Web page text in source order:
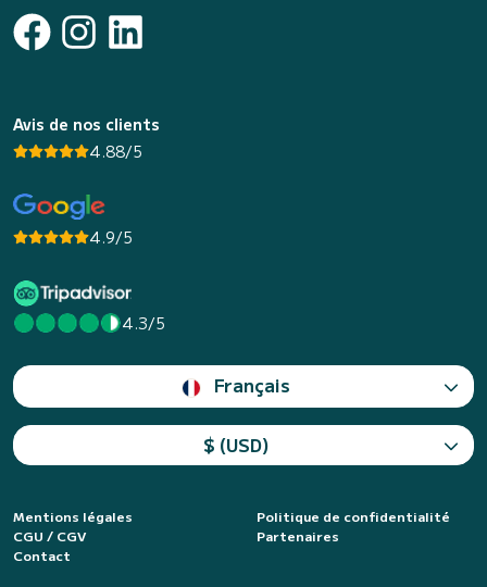
Avis de nos clients
4.88/5
4.9/5
4.3/5
Français
$ (USD)
Mentions légales
Politique de confidentialité
CGU / CGV
Partenaires
Contact